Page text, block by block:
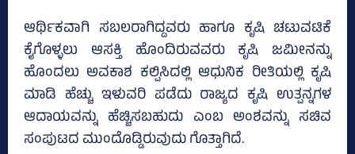
ಆರ್ಥಿಕವಾಗಿ ಸಬಲರಾಗಿದ್ದವರು ಹಾಗೂ ಕೃಷಿ ಚಟುವಟಿಕೆ
ಕೈಗೊಳ್ಳಲು ಆಸಕ್ತಿ ಹೊಂದಿರುವವರು ಕೃಷಿ ಜಮೀನನ್ನು
ಹೊಂದಲು ಅವಕಾಶ ಕಲ್ಪಿಸಿದಲ್ಲಿ ಆಧುನಿಕ ರೀತಿಯಲ್ಲಿ ಕೃಷಿ
ಮಾಡಿ ಹೆಚ್ಚು ಇಳುವರಿ ಪಡೆದು ರಾಜ್ಯದ ಕೃಷಿ ಉತ್ಪನ್ನಗಳ
ಆದಾಯವನ್ನು ಹೆಚ್ಚಿಸಬಹುದು ಎಂಬ ಅಂಶವನ್ನು ಸಚಿವ
ಸಂಪುಟದ ಮುಂದೊಡ್ಡಿರುವುದು ಗೊತ್ತಾಗಿದೆ.